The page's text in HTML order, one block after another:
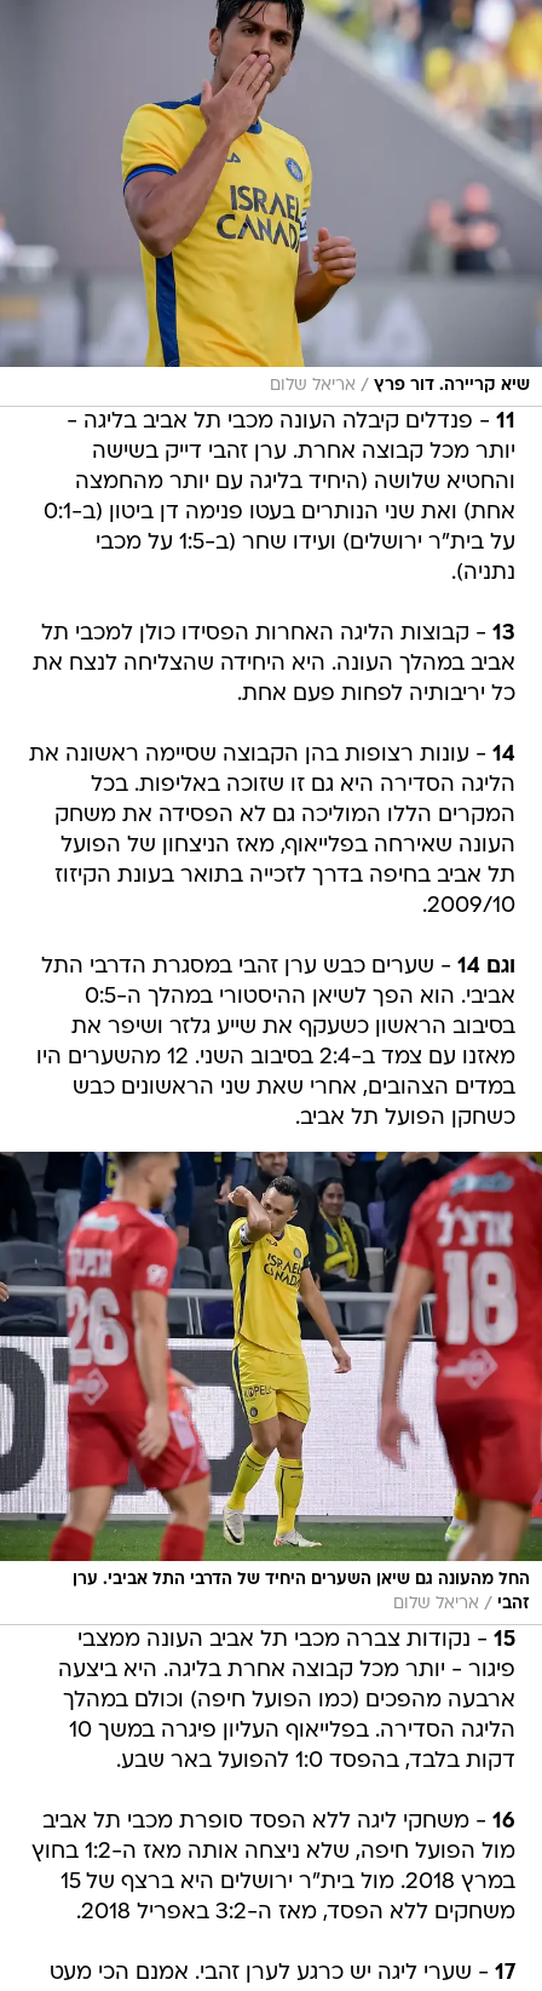
שיא קריירה. דור פרץ / אריאל שלום
11 - פנדלים קיבלה העונה מכבי תל אביב בליגה -
יותר מכל קבוצה אחרת. ערן זהבי דייק בשישה
והחטיא שלושה (היחיד בליגה עם יותר מהחמצה
אחת) ואת שני הנותרים בעטו פנימה דן ביטון (ב-0:1
על בית"ר ירושלים) ועידו שחר (ב-1:5 על מכבי
נתניה).
13 - קבוצות הליגה האחרות הפסידו כולן למכבי תל
אביב במהלך העונה. היא היחידה שהצליחה לנצח את
כל יריבותיה לפחות פעם אחת.
14 - עונות רצופות בהן הקבוצה שסיימה ראשונה את
הליגה הסדירה היא גם זו שזוכה באליפות. בכל
המקרים הללו המוליכה גם לא הפסידה את משחק
העונה שאירחה בפלייאוף, מאז הניצחון של הפועל
תל אביב בחיפה בדרך לזכייה בתואר בעונת הקיזוז
2009/10.
וגם 14
- שערים כבש ערן זהבי במסגרת הדרבי התל
אביבי. הוא הפך לשיאן ההיסטורי במהלך ה-0:5
בסיבוב הראשון כשעקף את שייע גלזר ושיפר את
מאזנו עם צמד ב-2:4 בסיבוב השני. 12 מהשערים היו
במדים הצהובים, אחרי שאת שני הראשונים כבש
כשחקן הפועל תל אביב.
החל מהעונה גם שיאן השערים היחיד של הדרבי התל אביבי. ערן
זהבי / אריאל שלום
15 - נקודות צברה מכבי תל אביב העונה ממצבי
פיגור - יותר מכל קבוצה אחרת בליגה. היא ביצעה
ארבעה מהפכים (כמו הפועל חיפה) וכולם במהלך
הליגה הסדירה. בפלייאוף העליון פיגרה במשך 10
דקות בלבד, בהפסד 1:0 להפועל באר שבע.
16 - משחקי ליגה ללא הפסד סופרת מכבי תל אביב
מול הפועל חיפה, שלא ניצחה אותה מאז ה-1:2 בחוץ
במרץ 2018. מול בית"ר ירושלים היא ברצף של 15
משחקים ללא הפסד, מאז ה-3:2 באפריל 2018.
17 - שערי ליגה יש כרגע לערן זהבי. אמנם הכי מעט